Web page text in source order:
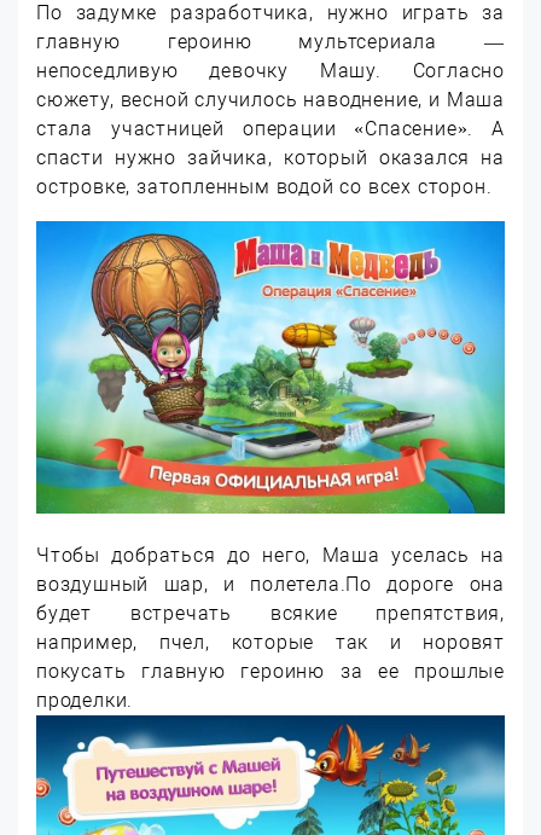
По задумке разработчика, нужно играть за
главную героиню мультсериала —
непоседливую девочку Машу. Согласно
сюжету, весной случилось наводнение, и Маша
стала участницей операции «Спасение». А
спасти нужно зайчика, который оказался на
островке, затопленным водой со всех сторон.
Чтобы добраться до него, Маша уселась на
воздушный шар, и полетела.По дороге она
будет встречать всякие препятствия,
например, пчел, которые так и норовят
покусать главную героиню за ее прошлые
проделки.